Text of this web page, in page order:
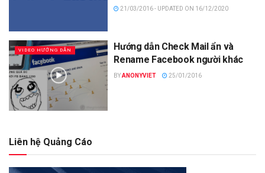
21/03/2016 - UPDATED ON 16/12/2020
VIDEO HƯỚNG DẪN
Hướng dẫn Check Mail ẩn và
Rename Facebook người khác
BYANONYVIET 25/01/2016
Liên hệ Quảng Cáo